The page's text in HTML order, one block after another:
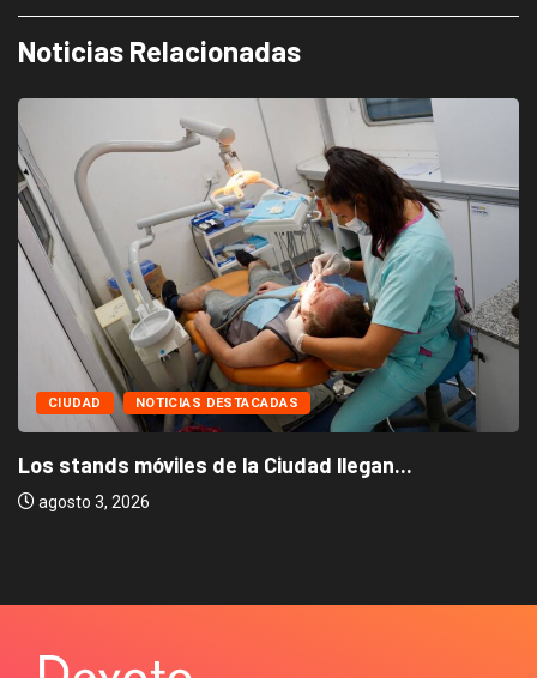
Noticias Relacionadas
CIUDAD NOTICIAS DESTACADAS
Los stands móviles de la Ciudad llegan...
agosto 3, 2026